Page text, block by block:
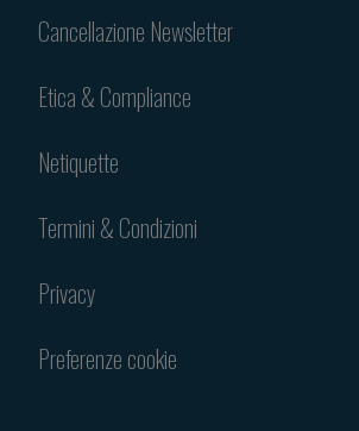
Cancellazione Newsletter
Etica & Compliance
Netiquette
Termini & Condizioni
Privacy
Preferenze cookie